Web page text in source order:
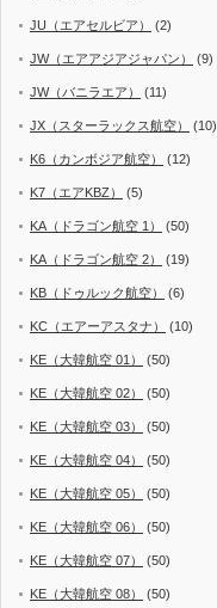
JU（エアセルビア） (2)
JW（エアアジアジャパン） (9)
JW（バニラエア） (11)
JX（スターラックス航空） (10)
K6（カンボジア航空） (12)
K7（エアKBZ） (5)
KA（ドラゴン航空 1） (50)
KA（ドラゴン航空 2） (19)
KB（ドゥルック航空） (6)
KC（エアーアスタナ） (10)
KE（大韓航空 01） (50)
KE（大韓航空 02） (50)
KE（大韓航空 03） (50)
KE（大韓航空 04） (50)
KE（大韓航空 05） (50)
KE（大韓航空 06） (50)
KE（大韓航空 07） (50)
KE（大韓航空 08） (50)